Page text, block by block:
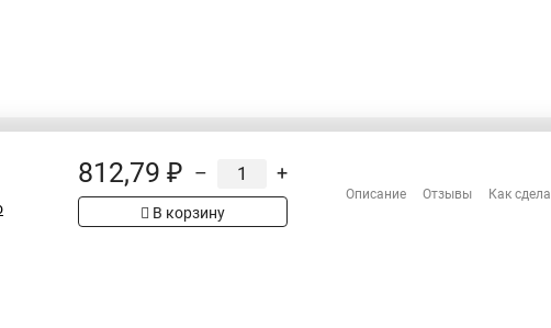
Сотрудничество
812,79 ₽ – +
В корзину
Описание Отзывы Как